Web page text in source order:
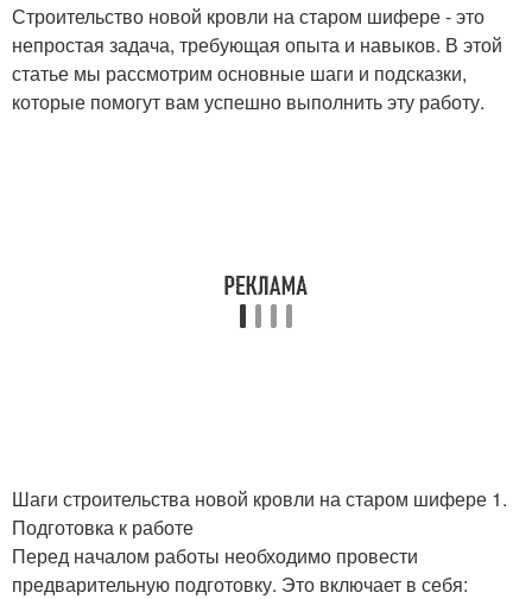
Кровля на старом
Строительство новой кровли на старом шифере - это
непростая задача, требующая опыта и навыков. В этой
статье мы рассмотрим основные шаги и подсказки,
которые помогут вам успешно выполнить эту работу.
Шаги строительства новой кровли на старом шифере 1.
Подготовка к работе
Перед началом работы необходимо провести
предварительную подготовку. Это включает в себя: